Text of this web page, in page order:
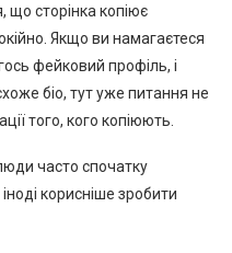
що сторінка копіює
Якщо ви намагаєтеся
фейковий профіль, і
біо, тут уже питання не
того, кого копіюють.
часто спочатку
корисніше зробити